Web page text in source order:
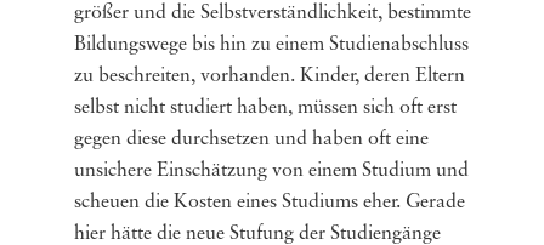
größer und die Selbstverständlichkeit, bestimmte
Bildungswege bis hin zu einem Studienabschluss
zu beschreiten, vorhanden. Kinder, deren Eltern
selbst nicht studiert haben, müssen sich oft erst
gegen diese durchsetzen und haben oft eine
unsichere Einschätzung von einem Studium und
scheuen die Kosten eines Studiums eher. Gerade
hier hätte die neue Stufung der Studiengänge